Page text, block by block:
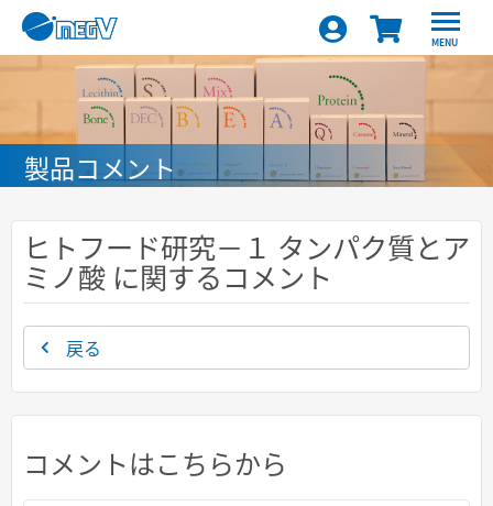
MENU
製品コメント
ヒトフード研究－１ タンパク質とア
ミノ酸 に関するコメント
戻る
コメントはこちらから